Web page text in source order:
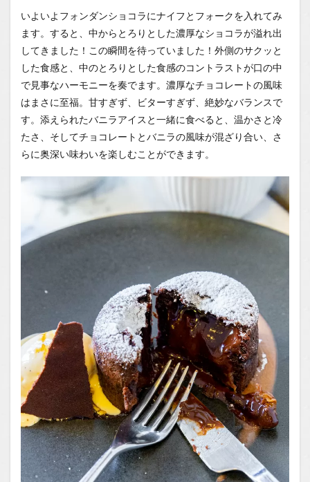
いよいよフォンダンショコラにナイフとフォークを入れてみ
ます。すると、中からとろりとした濃厚なショコラが溢れ出
してきました！この瞬間を待っていました！外側のサクッと
した食感と、中のとろりとした食感のコントラストが口の中
で見事なハーモニーを奏でます。濃厚なチョコレートの風味
はまさに至福。甘すぎず、ビターすぎず、絶妙なバランスで
す。添えられたバニラアイスと一緒に食べると、温かさと冷
たさ、そしてチョコレートとバニラの風味が混ざり合い、さ
らに奥深い味わいを楽しむことができます。